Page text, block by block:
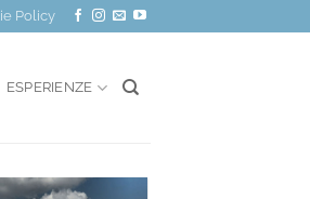
Policy
ESPERIENZE